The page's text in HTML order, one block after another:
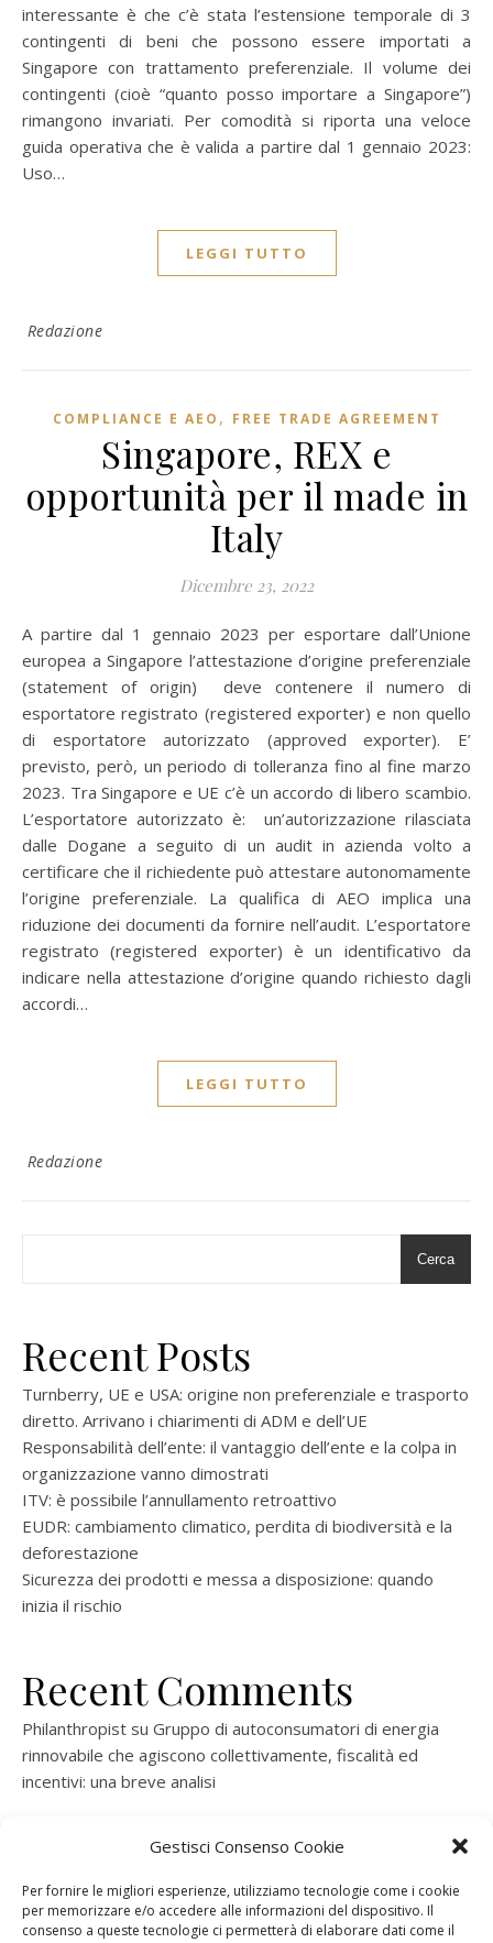
Gestisci Consenso Cookie
Per fornire le migliori esperienze, utilizziamo tecnologie come i cookie
per memorizzare e/o accedere alle informazioni del dispositivo. Il
consenso a queste tecnologie ci permetterà di elaborare dati come il
interessante è che c’è stata l’estensione temporale di 3
contingenti di beni che possono essere importati a
Singapore con trattamento preferenziale. Il volume dei
contingenti (cioè “quanto posso importare a Singapore”)
rimangono invariati. Per comodità si riporta una veloce
guida operativa che è valida a partire dal 1 gennaio 2023:
Uso…
LEGGI TUTTO
Redazione
COMPLIANCE E AEO , FREE TRADE AGREEMENT
Singapore, REX e
opportunità per il made in
Italy
Dicembre 23, 2022
A partire dal 1 gennaio 2023 per esportare dall’Unione
europea a Singapore l’attestazione d’origine preferenziale
(statement of origin) deve contenere il numero di
esportatore registrato (registered exporter) e non quello
di esportatore autorizzato (approved exporter). E’
previsto, però, un periodo di tolleranza fino al fine marzo
2023. Tra Singapore e UE c’è un accordo di libero scambio.
L’esportatore autorizzato è: un’autorizzazione rilasciata
dalle Dogane a seguito di un audit in azienda volto a
certificare che il richiedente può attestare autonomamente
l’origine preferenziale. La qualifica di AEO implica una
riduzione dei documenti da fornire nell’audit. L’esportatore
registrato (registered exporter) è un identificativo da
indicare nella attestazione d’origine quando richiesto dagli
accordi…
LEGGI TUTTO
Redazione
Cerca
Recent Posts
Turnberry, UE e USA: origine non preferenziale e trasporto
diretto. Arrivano i chiarimenti di ADM e dell’UE
Responsabilità dell’ente: il vantaggio dell’ente e la colpa in
organizzazione vanno dimostrati
ITV: è possibile l’annullamento retroattivo
EUDR: cambiamento climatico, perdita di biodiversità e la
deforestazione
Sicurezza dei prodotti e messa a disposizione: quando
inizia il rischio
Recent Comments
Philanthropist su Gruppo di autoconsumatori di energia
rinnovabile che agiscono collettivamente, fiscalità ed
incentivi: una breve analisi
rinnovabile che agiscono collettivamente, fiscalità ed
ramatogelsuGruppo di autoconsumatori di energia